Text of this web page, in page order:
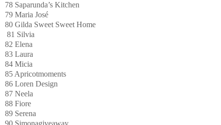
78 Saparunda’s Kitchen
79 Maria José
80 Gilda Sweet Sweet Home
81 Silvia
82 Elena
83 Laura
84 Micia
85 Apricotmoments
86 Loren Design
87 Neela
88 Fiore
89 Serena